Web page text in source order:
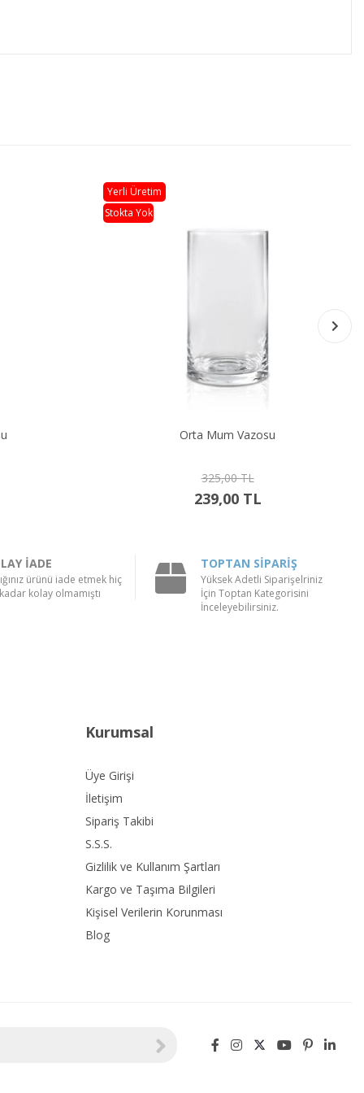
Orta Mum Vazosu
325,00 TL
239,00 TL
Yerli Üretim
Stokta Yok
İADE
ürünü iade etmek hiç
kolay olmamıştı
TOPTAN SİPARİŞ
Yüksek Adetli Siparişelriniz
İçin Toptan Kategorisini
İnceleyebilirsiniz.
Kurumsal
Üye Girişi
İletişim
Sipariş Takibi
S.S.S.
Gizlilik ve Kullanım Şartları
Kargo ve Taşıma Bilgileri
Kişisel Verilerin Korunması
Blog